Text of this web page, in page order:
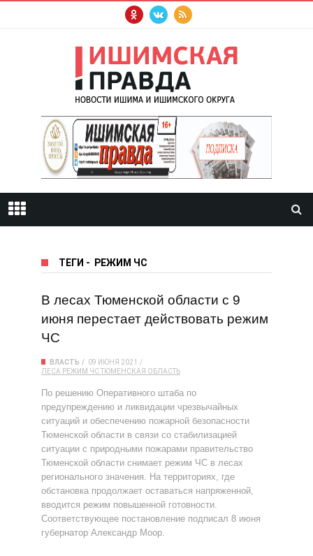
ТЕГИ - РЕЖИМ ЧС
В лесах Тюменской области с 9
июня перестает действовать режим
ЧС
ВЛАСТЬ
09 ИЮНЯ 2021
ЛЕСА РЕЖИМ ЧС ТЮМЕНСКАЯ ОБЛАСТЬ
По решению Оперативного штаба по
предупреждению и ликвидации чрезвычайных
ситуаций и обеспечению пожарной безопасности
Тюменской области в связи со стабилизацией
ситуации с природными пожарами правительство
Тюменской области снимает режим ЧС в лесах
регионального значения. На территориях, где
обстановка продолжает оставаться напряженной,
вводится режим повышенной готовности.
Соответствующее постановление подписал 8 июня
губернатор Александр Моор.